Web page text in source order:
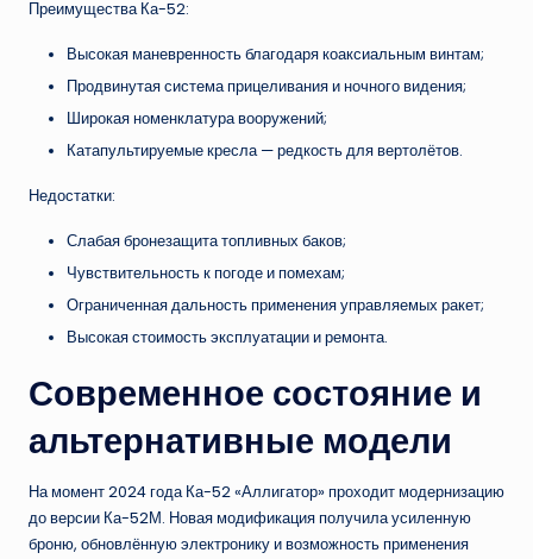
Преимущества Ка-52:
Высокая маневренность благодаря коаксиальным винтам;
Продвинутая система прицеливания и ночного видения;
Широкая номенклатура вооружений;
Катапультируемые кресла — редкость для вертолётов.
Недостатки:
Слабая бронезащита топливных баков;
Чувствительность к погоде и помехам;
Ограниченная дальность применения управляемых ракет;
Высокая стоимость эксплуатации и ремонта.
Современное состояние и
альтернативные модели
На момент 2024 года Ка-52 «Аллигатор» проходит модернизацию
до версии Ка-52М. Новая модификация получила усиленную
броню, обновлённую электронику и возможность применения